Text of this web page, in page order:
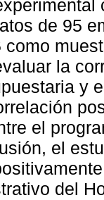
de 95
la
y
el
el
del